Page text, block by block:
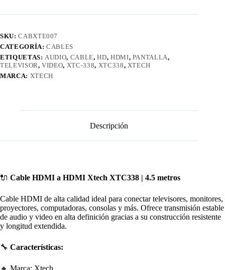
SKU:CABXTE007
CATEGORÍA:CABLES
ETIQUETAS: AUDIO, CABLE,HD, HDMI, PANTALLA,
TELEVISOR,VIDEO, XTC-338, XTC338, XTECH
MARCA: XTECH
Descripción
🔌 Cable HDMI a HDMI Xtech XTC338 | 4.5 metros
Cable HDMI de alta calidad ideal para conectar televisores, monitores,
proyectores, computadoras, consolas y más. Ofrece transmisión estable
de audio y video en alta definición gracias a su construcción resistente
y longitud extendida.
🔧 Características: